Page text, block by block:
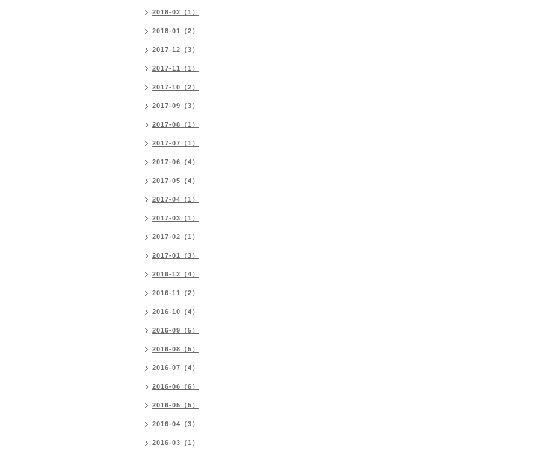
2018-02（1）
2018-01（2）
2017-12（3）
2017-11（1）
2017-10（2）
2017-09（3）
2017-08（1）
2017-07（1）
2017-06（4）
2017-05（4）
2017-04（1）
2017-03（1）
2017-02（1）
2017-01（3）
2016-12（4）
2016-11（2）
2016-10（4）
2016-09（5）
2016-08（5）
2016-07（4）
2016-06（6）
2016-05（5）
2016-04（3）
2016-03（1）